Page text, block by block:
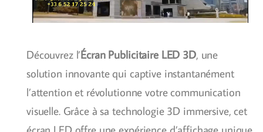
Découvrez l’Écran Publicitaire LED 3D, une
solution innovante qui captive instantanément
l’attention et révolutionne votre communication
visuelle. Grâce à sa technologie 3D immersive, cet